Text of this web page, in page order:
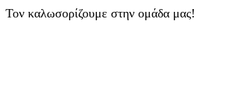
Τον καλωσορίζουμε στην ομάδα μας!